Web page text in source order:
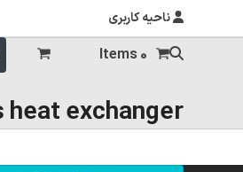
ناحیه کاربری
0 Items
heat exchanger